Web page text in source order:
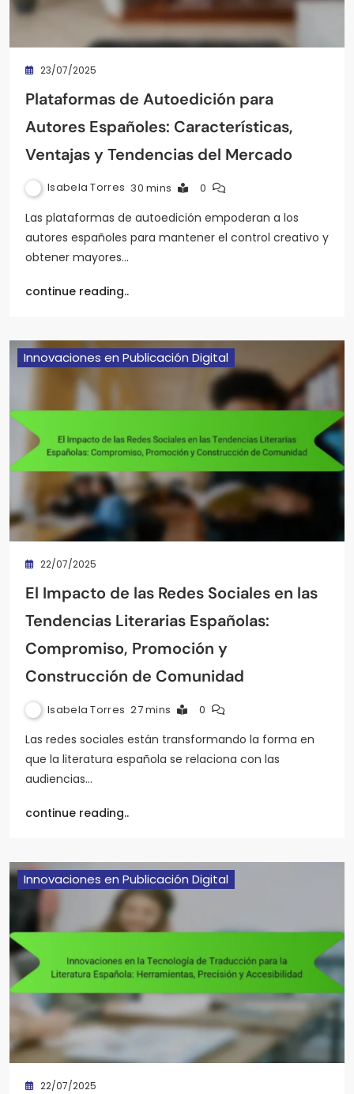
23/07/2025
Plataformas de Autoedición para
Autores Españoles: Características,
Ventajas y Tendencias del Mercado
Isabela Torres 30 mins 0
Las plataformas de autoedición empoderan a los
autores españoles para mantener el control creativo y
obtener mayores…
continue reading..
Innovaciones en Publicación Digital
22/07/2025
El Impacto de las Redes Sociales en las
Tendencias Literarias Españolas:
Compromiso, Promoción y
Construcción de Comunidad
Isabela Torres 27 mins 0
Las redes sociales están transformando la forma en
que la literatura española se relaciona con las
audiencias…
continue reading..
Innovaciones en Publicación Digital
22/07/2025